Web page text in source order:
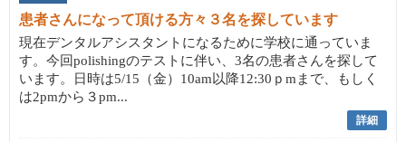
患者さんになって頂ける方々３名を探しています
現在デンタルアシスタントになるために学校に通っていま
す。今回polishingのテストに伴い、3名の患者さんを探して
います。日時は5/15（金）10am以降12:30ｐmまで、もしく
は2pmから３pm...
詳細